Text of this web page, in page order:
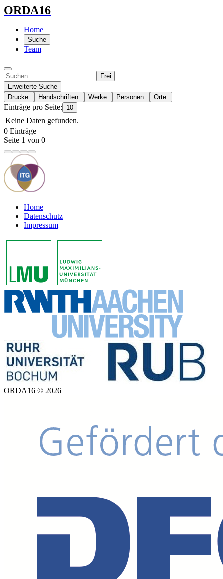
ORDA16
Home
Suche
Team
Frei
Erweiterte Suche
Drucke
Handschriften Werke Personen Orte
Einträge pro Seite: 10
Keine Daten gefunden.
0 Einträge
Seite 1 von 0
Home
Datenschutz
Impressum
ORDA16 © 2026